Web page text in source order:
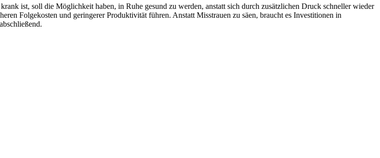
ist, soll die Möglichkeit haben, in Ruhe gesund zu werden, anstatt sich durch zusätzlichen Druck schneller wieder
Folgekosten und geringerer Produktivität führen. Anstatt Misstrauen zu säen, braucht es Investitionen in